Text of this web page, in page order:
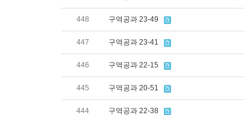
448 구역공과 23-49
447 구역공과 23-41
446 구역공과 22-15
445 구역공과 20-51
444 구역공과 22-38